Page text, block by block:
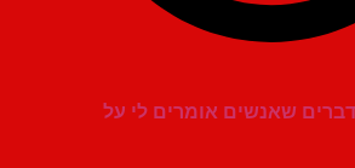
שאנשים אומרים לי על